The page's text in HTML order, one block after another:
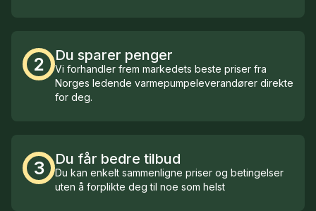
2 Du sparer penger
Vi forhandler frem markedets beste priser fra
Norges ledende varmepumpeleverandører direkte
for deg.
3 Du får bedre tilbud
Du kan enkelt sammenligne priser og betingelser
uten å forplikte deg til noe som helst